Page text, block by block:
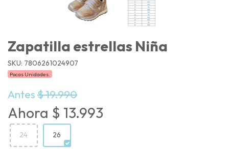
Zapatilla estrellas Niña
SKU: 7806261024907
Pocas Unidades.
Antes$ 19.990
Ahora $ 13.993
24 26